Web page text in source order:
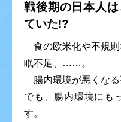
戦後期の日本人
ていた!?
食の欧米化や不規則
眠不足、……。
腸内環境が悪くなる
でも、腸内環境にも
す。